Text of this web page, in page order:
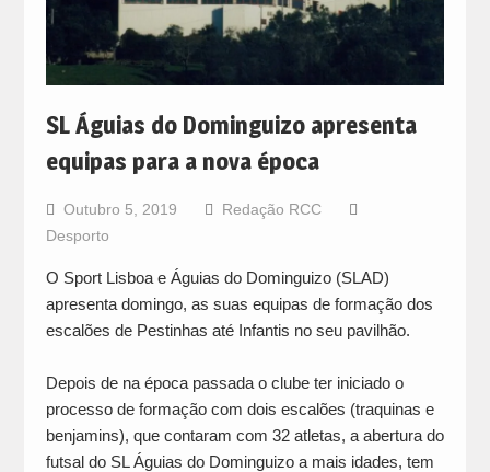
SL Águias do Dominguizo apresenta
equipas para a nova época
Outubro 5, 2019
Redação RCC
Desporto
O Sport Lisboa e Águias do Dominguizo (SLAD)
apresenta domingo, as suas equipas de formação dos
escalões de Pestinhas até Infantis no seu pavilhão.
Depois de na época passada o clube ter iniciado o
processo de formação com dois escalões (traquinas e
benjamins), que contaram com 32 atletas, a abertura do
futsal do SL Águias do Dominguizo a mais idades, tem